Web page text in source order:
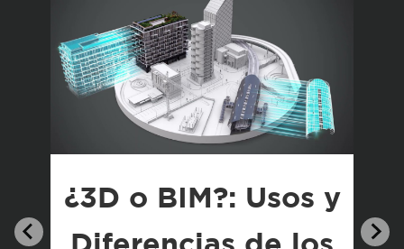
¿3D o BIM?: Usos y
Diferencias de los